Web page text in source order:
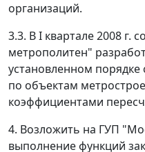
организаций.
3.3. В I квартале 2008 г.
метрополитен"
установленном
по объектам
коэффициентами
4. Возложить на ГУП
выполнение функций